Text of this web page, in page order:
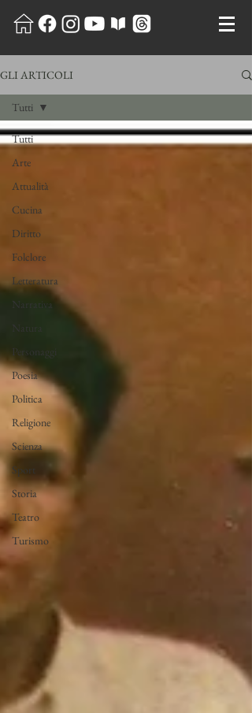
GLI ARTICOLI
Tutti
Arte
Attualità
Cucina
Diritto
Folclore
Letteratura
Narrativa
Natura
Personaggi
Poesia
Politica
Religione
Scienza
Sport
Storia
Teatro
Turismo
Tutti